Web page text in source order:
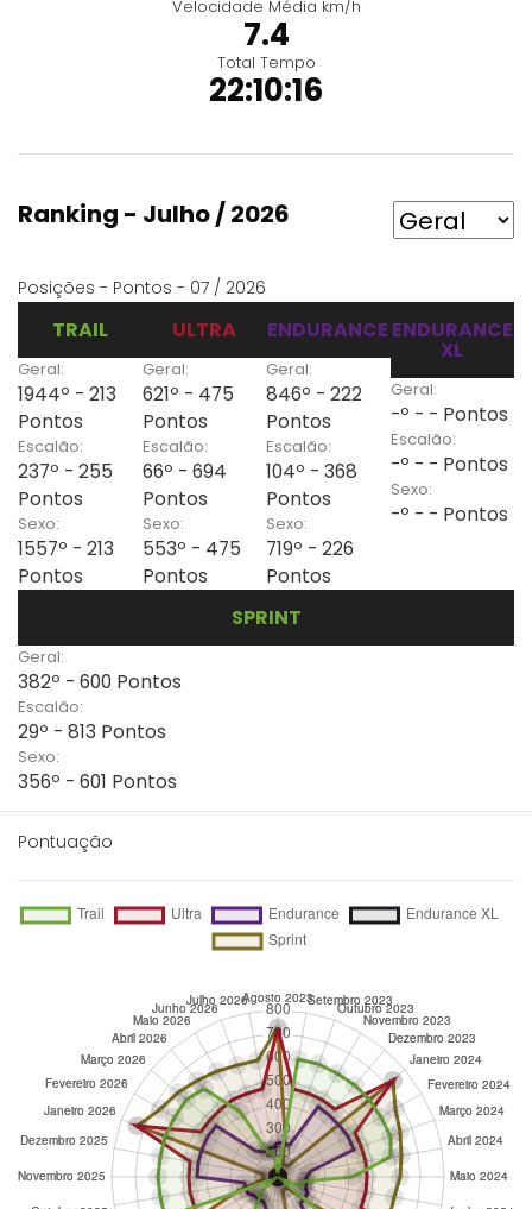
Velocidade Média km/h
7.4
Total Tempo
22:10:16
Ranking - Julho / 2026
Posições - Pontos - 07 / 2026
TRAIL
Geral:
1944º - 213
Pontos
Escalão:
237º - 255
Pontos
Sexo:
1557º - 213
Pontos
ULTRA
Geral:
621º - 475
Pontos
Escalão:
66º - 694
Pontos
Sexo:
553º - 475
Pontos
ENDURANCE
Geral:
846º - 222
Pontos
Escalão:
104º - 368
Pontos
Sexo:
719º - 226
Pontos
ENDURANCE
XL
Geral:
-º - - Pontos
Escalão:
-º - - Pontos
Sexo:
-º - - Pontos
SPRINT
Geral:
382º - 600 Pontos
Escalão:
29º - 813 Pontos
Sexo:
356º - 601 Pontos
Pontuação